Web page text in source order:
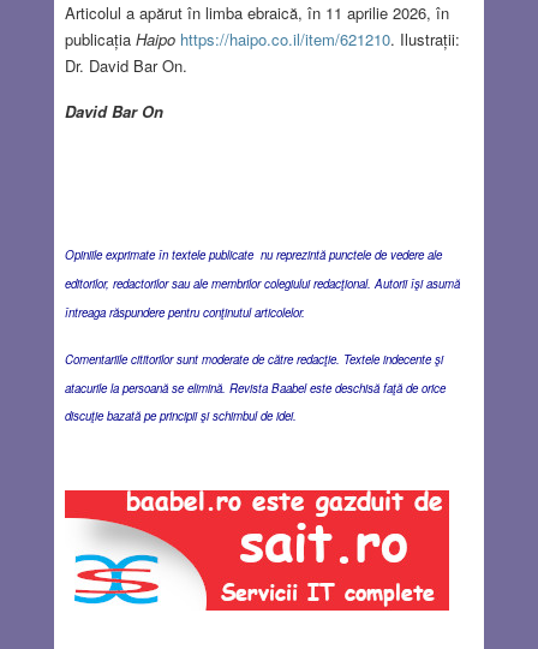
Articolul a apărut în limba ebraică, în 11 aprilie 2026, în
publicația Haipo https://haipo.co.il/item/621210. Ilustrații:
Dr. David Bar On.
David Bar On
Opiniile exprimate în textele publicate nu reprezintă punctele de vedere ale
editorilor, redactorilor sau ale membrilor colegiului redacţional. Autorii îşi asumă
întreaga răspundere pentru conţinutul articolelor.
Comentariile cititorilor sunt moderate de către redacţie. Textele indecente şi
atacurile la persoană se elimină. Revista Baabel este deschisă faţă de orice
discuţie bazată pe principii şi schimbul de idei.